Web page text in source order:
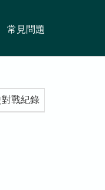
常見問題
對戰紀錄